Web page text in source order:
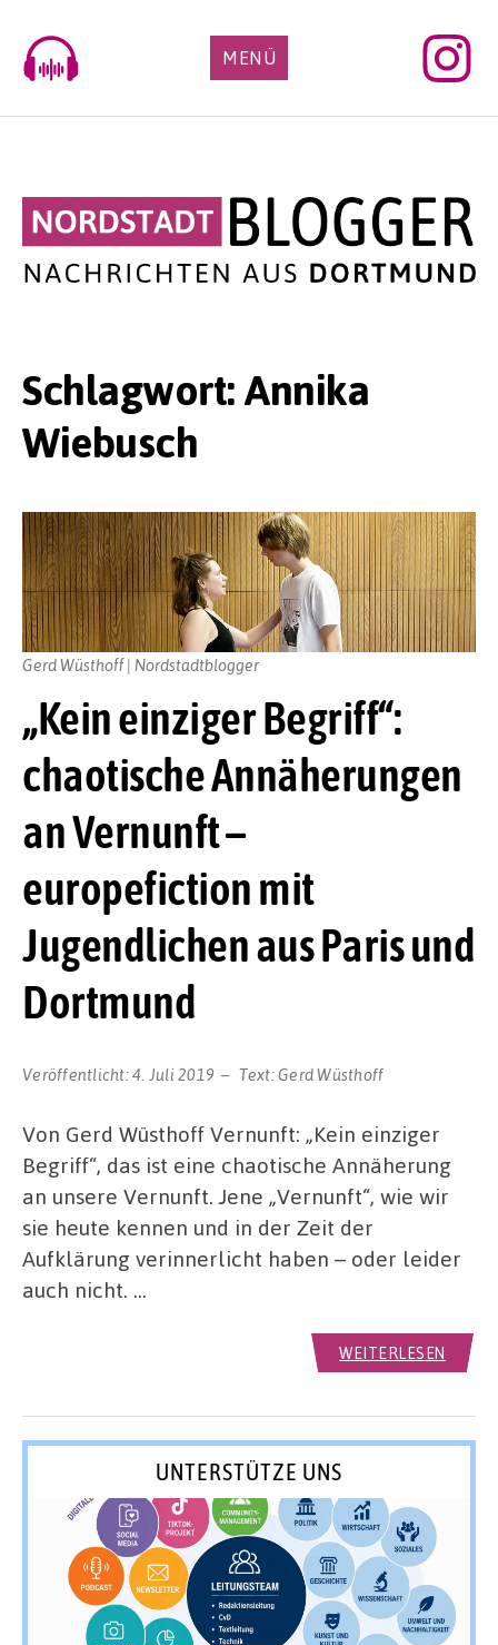
content
MENÜ
Schlagwort:Annika
Wiebusch
„Kein einziger Begriff“:
chaotische Annäherungen
an Vernunft –
europefiction mit
Jugendlichen aus Paris und
Dortmund
Veröffentlicht:4. Juli 2019 Text:Gerd Wüsthoff
Gerd Wüsthoff | Nordstadtblogger
Von Gerd Wüsthoff Vernunft: „Kein einziger
Begriff“, das ist eine chaotische Annäherung
an unsere Vernunft. Jene „Vernunft“, wie wir
sie heute kennen und in der Zeit der
Aufklärung verinnerlicht haben – oder leider
auch nicht. …
WEITERLESEN
UNTERSTÜTZE UNS